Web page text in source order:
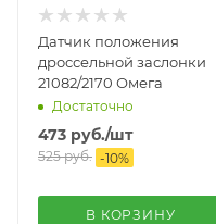
Датчик положения
дроссельной заслонки
21082/2170 Омега
Достаточно
473 руб./шт
525руб. -10%
В КОРЗИНУ